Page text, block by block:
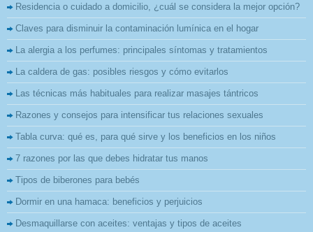
Residencia o cuidado a domicilio, ¿cuál se considera la mejor opción?
Claves para disminuir la contaminación lumínica en el hogar
La alergia a los perfumes: principales síntomas y tratamientos
La caldera de gas: posibles riesgos y cómo evitarlos
Las técnicas más habituales para realizar masajes tántricos
Razones y consejos para intensificar tus relaciones sexuales
Tabla curva: qué es, para qué sirve y los beneficios en los niños
7 razones por las que debes hidratar tus manos
Tipos de biberones para bebés
Dormir en una hamaca: beneficios y perjuicios
Desmaquillarse con aceites: ventajas y tipos de aceites